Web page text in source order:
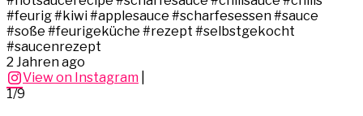
#feurig #kiwi #applesauce #scharfesessen #sauce
#soße #feurigeküche #rezept #selbstgekocht
#saucenrezept
2 Jahren ago
View on Instagram
1/9